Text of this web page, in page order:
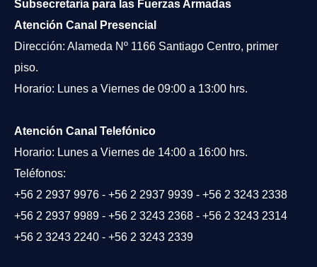
Subsecretaría para las Fuerzas Armadas
Atención Canal Presencial
Dirección: Alameda Nº 1166 Santiago Centro, primer
piso.
Horario: Lunes a Viernes de 09:00 a 13:00 hrs.
Atención Canal Telefónico
Horario: Lunes a Viernes de 14:00 a 16:00 hrs.
Teléfonos:
+56 2 2937 9976 - +56 2 2937 9939 - +56 2 3243 2338
+56 2 2937 9989 - +56 2 3243 2368 - +56 2 3243 2314
+56 2 3243 2240 - +56 2 3243 2339